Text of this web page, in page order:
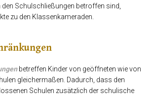
den Schulschließungen betroffen sind,
zu den Klassenkameraden.
betreffen Kinder von geöffneten wie von
gleichermaßen. Dadurch, dass den
Schulen zusätzlich der schulische